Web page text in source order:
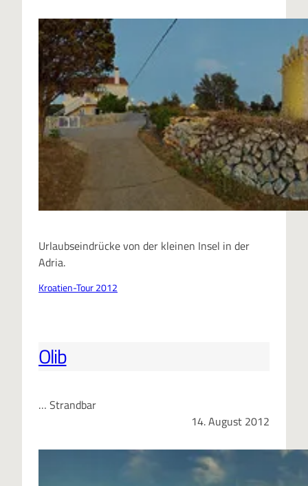
Urlaubseindrücke von der kleinen Insel in der
Adria.
Kroatien-Tour 2012
Olib
… Strandbar
14. August 2012